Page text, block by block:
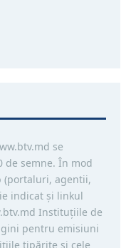
se
de semne. În mod
(portaluri, agentii,
indicat şi linkul
Instituţiile de
pentru emisiuni
tipărite și cele